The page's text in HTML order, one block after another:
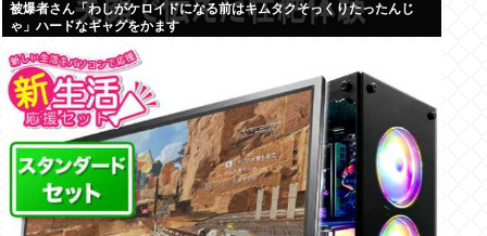
被爆者さん「わしがケロイドになる前はキムタクそっくりたったんじ
ゃ」ハードなギャグをかます